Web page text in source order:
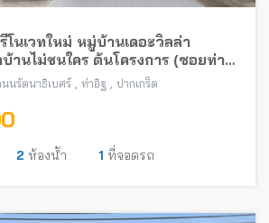
นเวทใหม่ หมู่บ้านเดอะวิลล่า
านไม่ชนใคร ต้นโครงการ (ซอยท่า
ยู่ ใกล้รถไฟฟ้าสายสีม่วง
นรัตนาธิเบศร์ , ท่าอิฐ , ปากเกร็ด
2 ห้องน้ำ 1 ที่จอดรถ